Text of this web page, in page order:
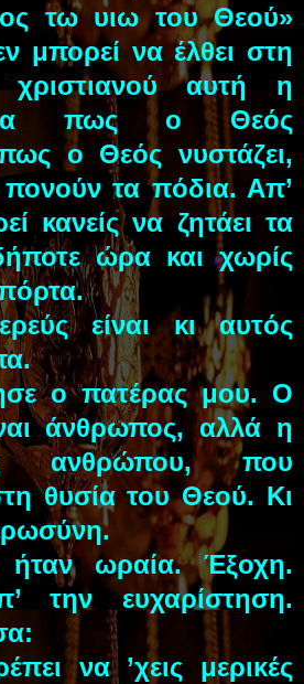
τω υιω του Θεού»
μπορεί να έλθει στη
αυτή η
πως ο Θεός
ο Θεός νυστάζει,
πονούν τα πόδια. Απ’
κανείς να ζητάει τα
ώρα και χωρίς
είναι κι αυτός
ο πατέρας μου. Ο
άνθρωπος, αλλά η
ανθρώπου, που
θυσία του Θεού. Κι
ωραία. Έξοχη.
την ευχαρίστηση.
να ’χεις μερικές